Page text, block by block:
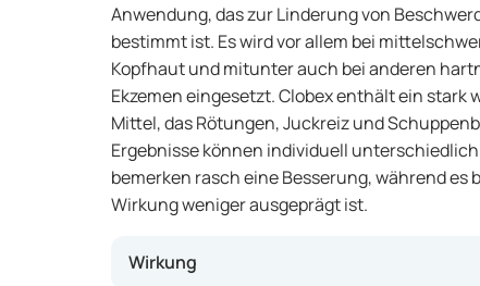
Anwendung, das zur Linderung von
bestimmt ist. Es wird vor allem bei
Kopfhaut und mitunter auch bei anderen
Ekzemen eingesetzt. Clobex enthält ein
Mittel, das Rötungen, Juckreiz und
Ergebnisse können individuell
bemerken rasch eine Besserung, während es
Wirkung weniger ausgeprägt ist.
Wirkung